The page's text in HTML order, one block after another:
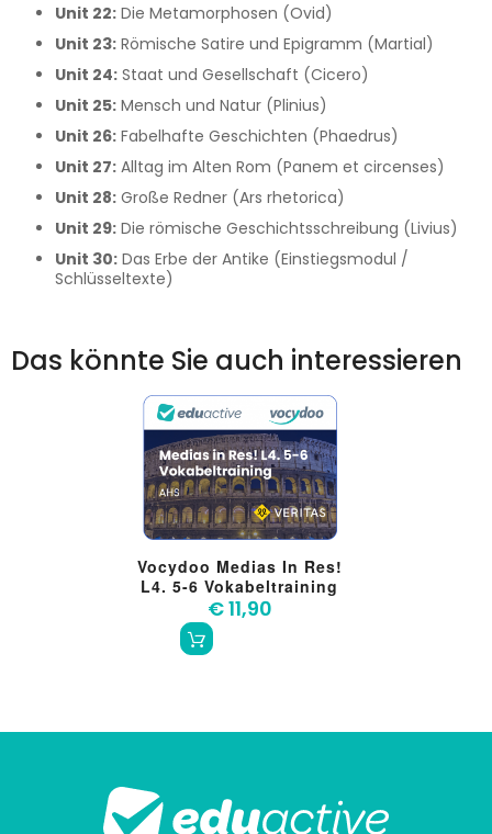
Unit 22: Die Metamorphosen (Ovid)
Unit 23: Römische Satire und Epigramm (Martial)
Unit 24: Staat und Gesellschaft (Cicero)
Unit 25: Mensch und Natur (Plinius)
Unit 26: Fabelhafte Geschichten (Phaedrus)
Unit 27: Alltag im Alten Rom (Panem et circenses)
Unit 28: Große Redner (Ars rhetorica)
Unit 29: Die römische Geschichtsschreibung (Livius)
Unit 30: Das Erbe der Antike (Einstiegsmodul /
Schlüsseltexte)
Das könnte Sie auch interessieren
Vocydoo Medias In Res!
L4. 5-6 Vokabeltraining
€ 11,90